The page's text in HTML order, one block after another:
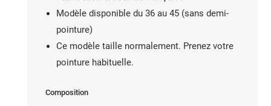
Modèle disponible du 36 au 45 (sans demi-
pointure)
Ce modèle taille normalement. Prenez votre
pointure habituelle.
Composition